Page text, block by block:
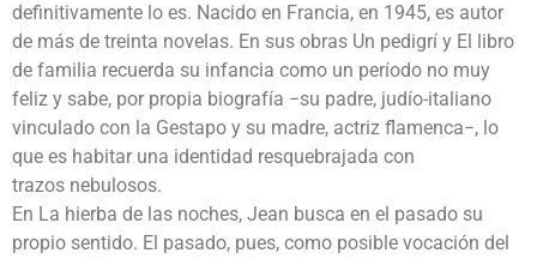
definitivamente lo es. Nacido en Francia, en 1945, es autor
de más de treinta novelas. En sus obras Un pedigrí y El libro
de familia recuerda su infancia como un período no muy
feliz y sabe, por propia biografía −su padre, judío-italiano
vinculado con la Gestapo y su madre, actriz flamenca−, lo
que es habitar una identidad resquebrajada con
trazos nebulosos.
En La hierba de las noches, Jean busca en el pasado su
propio sentido. El pasado, pues, como posible vocación del